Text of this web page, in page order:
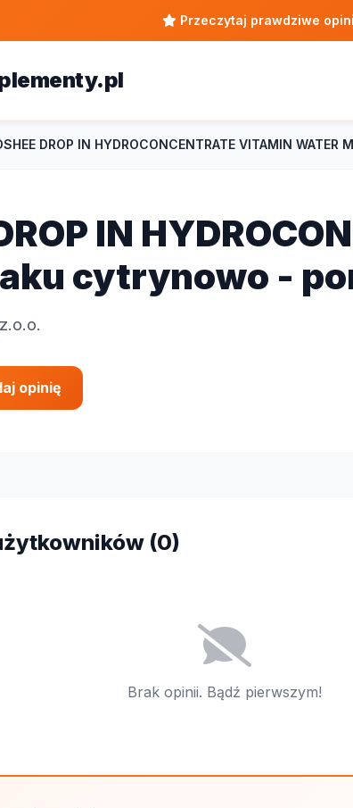
Przeczytaj prawdziwe
DROP IN HYDROCONCENTRATE VITAMIN WATER
IN
cytrynowo -
opinię
(0)
Brak opinii. Bądź pierwszym!